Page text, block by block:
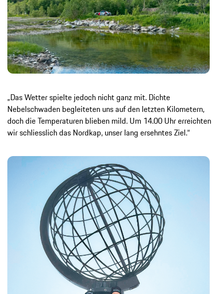
„Das Wetter spielte jedoch nicht ganz mit. Dichte
Nebelschwaden begleiteten uns auf den letzten Kilometern,
doch die Temperaturen blieben mild. Um 14.00 Uhr erreichten
wir schliesslich das Nordkap, unser lang ersehntes Ziel.“